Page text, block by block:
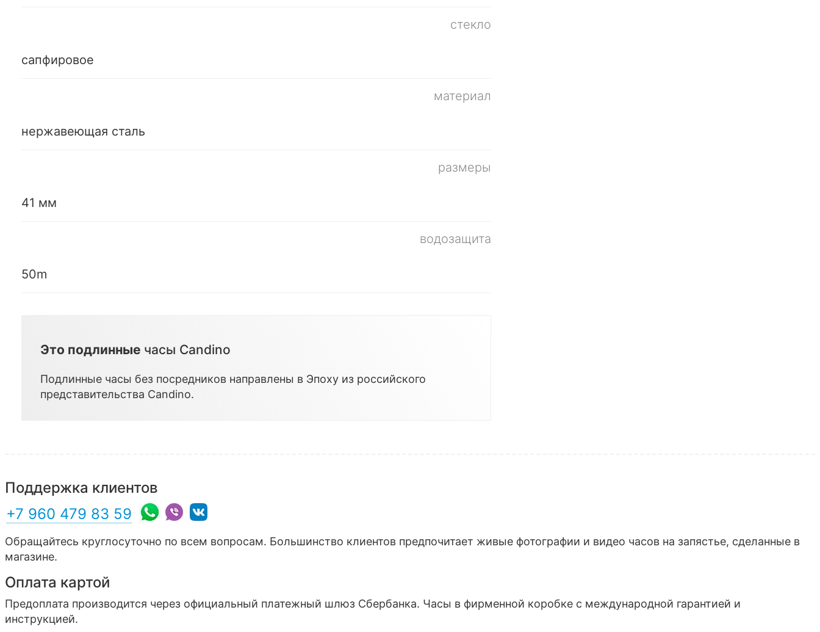
стекло
сапфировое
материал
нержавеющая сталь
размеры
41 мм
водозащита
50m
Это подлинные часы Candino
Подлинные часы без посредников направлены в Эпоху из российского
представительства Candino.
Поддержка клиентов
+7 960 479 83 59
Обращайтесь круглосуточно по всем вопросам. Большинство клиентов предпочитает живые фотографии и видео часов на запястье, сделанные в
магазине.
Оплата картой
Предоплата производится через официальный платежный шлюз Сбербанка. Часы в фирменной коробке с международной гарантией и
инструкцией.